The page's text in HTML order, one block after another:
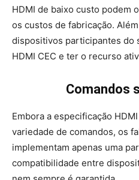
HDMI de baixo custo podem
os custos de fabricação.
dispositivos participantes do
HDMI CEC e ter o recurso
Comandos
Embora a especificação
variedade de comandos, os
implementam apenas uma
compatibilidade entre